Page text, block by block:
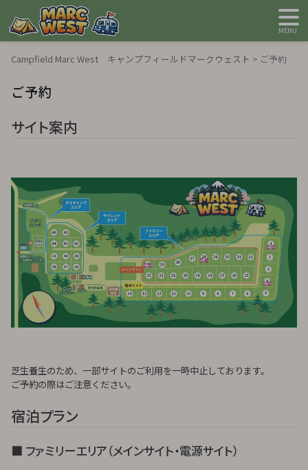
Campfield Marc West キャンプフィールドマークウェスト > ご予約
ご予約
サイト案内
芝生養生のため、一部サイトのご利用を一時中止しております。
ご予約の際はご注意ください。
宿泊プラン
■ ファミリーエリア（メインサイト・電源サイト）
MENU